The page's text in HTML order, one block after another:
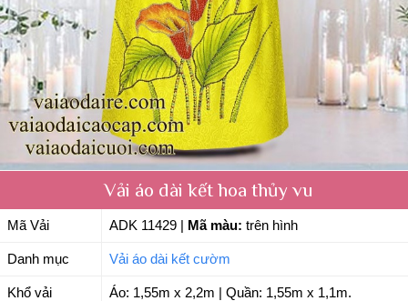
Vải áo dài kết hoa thủy vu
Mã Vải ADK 11429 Mã màu: trên hình
Danh mục Vải áo dài kết cườm
Khổ vải Áo: 1,55m x 2,2m | Quần: 1,55m x 1,1m.